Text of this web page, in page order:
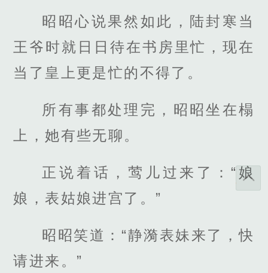
昭昭心说果然如此，陆封寒当
王爷时就日日待在书房里忙，现在
当了皇上更是忙的不得了。
所有事都处理完，昭昭坐在榻
上，她有些无聊。
正说着话，莺儿过来了：“娘
娘，表姑娘进宫了。”
昭昭笑道：“静漪表妹来了，快
请进来。”